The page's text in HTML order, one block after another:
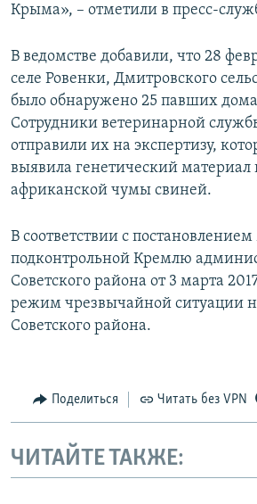
Крыма», – отметили в пресс-
В ведомстве добавили, что 28
селе Ровенки, Дмитровского
было обнаружено 25 павших
Сотрудники ветеринарной
отправили их на экспертизу,
выявила генетический материал
африканской чумы свиней.
В соответствии с
подконтрольной Кремлю
Советского района от 3 марта
режим чрезвычайной ситуации
Советского района.
Поделиться Читать без VPN
ЧИТАЙТЕ ТАКЖЕ: